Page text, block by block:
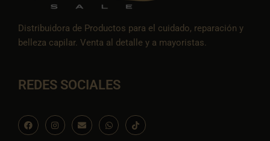
Distribuidora de Productos para el cuidado, reparación y
belleza capilar. Venta al detalle y a mayoristas.
REDES SOCIALES
F
a
c
I
n
s
E
n
v
W
h
a
I
c
o